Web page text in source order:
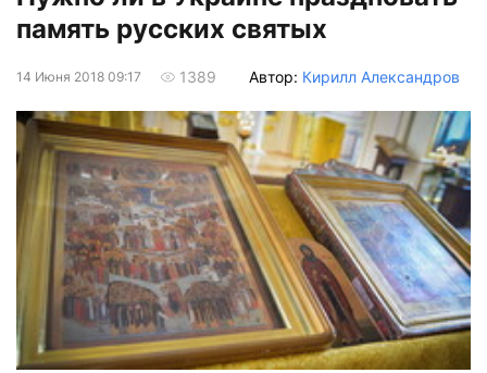
память русских святых
14 Июня 2018 09:17 1389 Автор: Кирилл Александров